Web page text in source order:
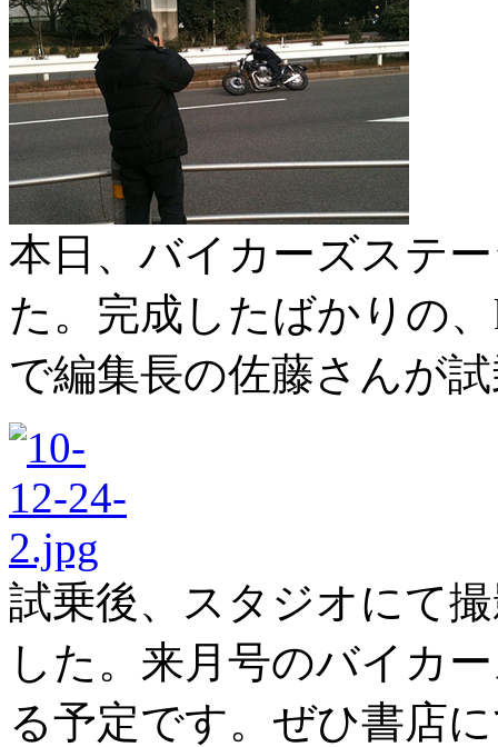
本日、バイカーズステ
た。完成したばかりの
で編集長の佐藤さんが
試乗後、スタジオにて
した。来月号のバイカ
る予定です。ぜひ書店